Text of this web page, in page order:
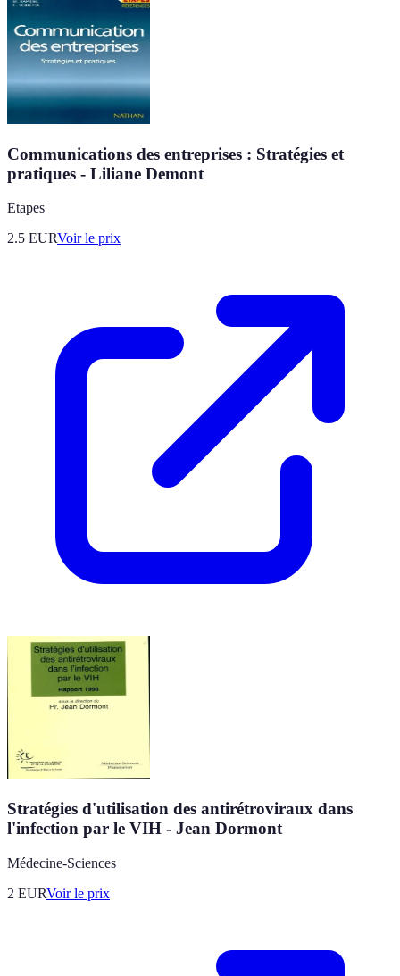
Communications des entreprises : Stratégies et
pratiques - Liliane Demont
Etapes
2.5 EURVoir le prix
Stratégies d'utilisation des antirétroviraux dans
l'infection par le VIH - Jean Dormont
Médecine-Sciences
2 EURVoir le prix